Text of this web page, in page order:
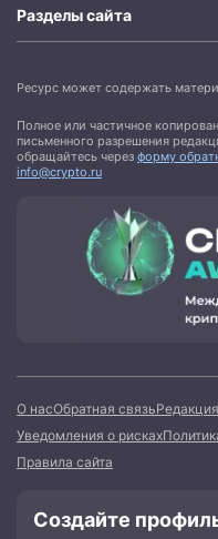
Разделы сайта
Ресурс может содержать
Полное или частичное
письменного разрешения
обращайтесь через форму
info@crypto.ru
О насОбратная связьРедакция
Уведомления о рисках
Правила сайта
Создайте